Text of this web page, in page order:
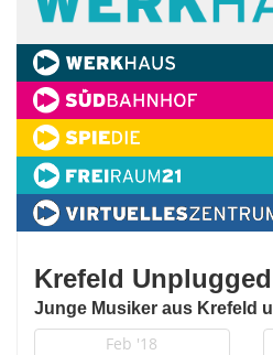
Krefeld Unplugged
Junge Musiker aus Krefeld
Feb '18